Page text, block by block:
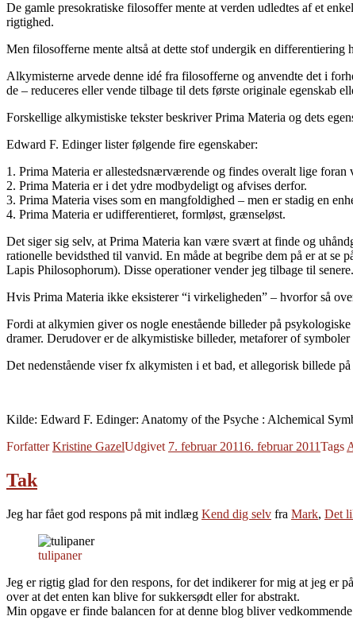
De gamle presokratiske filosoffer mente at verden udledtes af et
rigtighed.
Men filosofferne mente altså at dette stof undergik en
Alkymisterne arvede denne idé fra filosofferne og anvendte det i
de – reduceres eller vende tilbage til dets første originale egenskab
Forskellige alkymistiske tekster beskriver Prima Materia og dets
Edward F. Edinger lister følgende fire egenskaber:
1. Prima Materia er allestedsnærværende og findes overalt lige foran
2. Prima Materia er i det ydre modbydeligt og afvises derfor.
3. Prima Materia vises som en mangfoldighed – men er stadig en
4. Prima Materia er udifferentieret, formløst, grænseløst.
Det siger sig selv, at Prima Materia kan være svært at finde og
rationelle bevidsthed til vanvid. En måde at begribe dem på er at se
Lapis Philosophorum). Disse operationer vender jeg tilbage til senere.
Hvis Prima Materia ikke eksisterer “i virkeligheden” – hvorfor så
Fordi at alkymien giver os nogle enestående billeder på
dramer. Derudover er de alkymistiske billeder, metaforer of
Det nedenstående viser fx alkymisten i et bad, et allegorisk billede
Kilde: Edward F. Edinger: Anatomy of the Psyche : Alchemical
ForfatterKristine GazelUdgivet 7. februar 20116. februar 2011Tags
Tak
Jeg har fået god respons på mit indlæg Kend dig selv fra Mark, Det
tulipaner
Jeg er rigtig glad for den respons, for det indikerer for mig at jeg er
over at det enten kan blive for sukkersødt eller for abstrakt.
Min opgave er finde balancen for at denne blog bliver